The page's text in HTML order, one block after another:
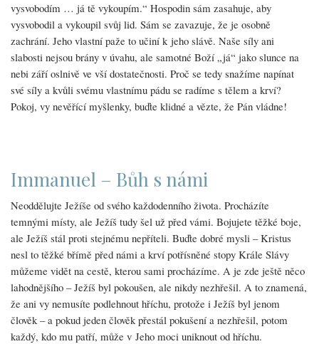
vysvobodím … já tě vykoupím.“ Hospodin sám zasahuje, aby
vysvobodil a vykoupil svůj lid. Sám se zavazuje, že je osobně
zachrání. Jeho vlastní paže to učiní k jeho slávě. Naše síly ani
slabosti nejsou brány v úvahu, ale samotné Boží „já“ jako slunce na
nebi září oslnivě ve vší dostatečnosti. Proč se tedy snažíme napínat
své síly a kvůli svému vlastnímu pádu se radíme s tělem a krví?
Pokoj, vy nevěřící myšlenky, buďte klidné a vězte, že Pán vládne!
Immanuel – Bůh s námi
Neoddělujte Ježíše od svého každodenního života. Procházíte
temnými místy, ale Ježíš tudy šel už před vámi. Bojujete těžké boje,
ale Ježíš stál proti stejnému nepříteli. Buďte dobré mysli – Kristus
nesl to těžké břímě před námi a krví potřísněné stopy Krále Slávy
můžeme vidět na cestě, kterou sami procházíme. A je zde ještě něco
lahodnějšího – Ježíš byl pokoušen, ale nikdy nezhřešil. A to znamená,
že ani vy nemusíte podlehnout hříchu, protože i Ježíš byl jenom
člověk – a pokud jeden člověk přestál pokušení a nezhřešil, potom
každý, kdo mu patří, může v Jeho moci uniknout od hříchu.